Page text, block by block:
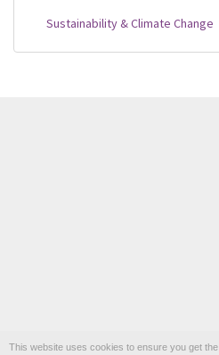
This website uses cookies to ensure you get the
Sustainability & Climate Change